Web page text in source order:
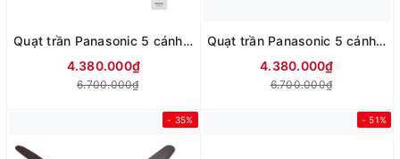
Quạt trần Panasonic 5 cánh F-60GDN
4.380.000₫
6.700.000₫
Quạt trần Panasonic 5 cánh F-60GDS-BS 40W
4.380.000₫
6.700.000₫
- 35% - 51%